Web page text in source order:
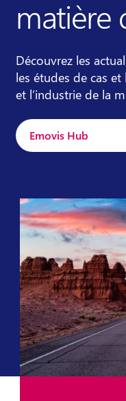
matière
Découvrez les
les études de cas
et l’industrie de la
Emovis Hub